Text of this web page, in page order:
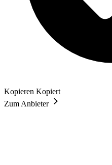
Kopieren Kopiert
Zum Anbieter